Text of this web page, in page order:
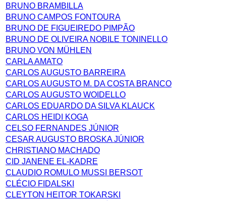
BRUNO BRAMBILLA
BRUNO CAMPOS FONTOURA
BRUNO DE FIGUEIREDO PIMPÃO
BRUNO DE OLIVEIRA NOBILE TONINELLO
BRUNO VON MÜHLEN
CARLA AMATO
CARLOS AUGUSTO BARREIRA
CARLOS AUGUSTO M. DA COSTA BRANCO
CARLOS AUGUSTO WOIDELLO
CARLOS EDUARDO DA SILVA KLAUCK
CARLOS HEIDI KOGA
CELSO FERNANDES JÚNIOR
CESAR AUGUSTO BROSKA JÚNIOR
CHRISTIANO MACHADO
CID JANENE EL-KADRE
CLAUDIO ROMULO MUSSI BERSOT
CLÉCIO FIDALSKI
CLEYTON HEITOR TOKARSKI